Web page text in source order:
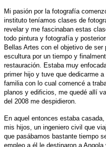
Mi pasión por la fotografía
instituto teníamos clases de
revelar y me fascinaban estas
todo pintura y fotografía y
Bellas Artes con el objetivo de
escultura por un tiempo y
restauración. Estaba muy
primer hijo y tuve que dedicarme
familia con lo cual comencé a
planos y edificios, me quedé allí
del 2008 me despidieron.
En aquel entonces estaba
mis hijos, un ingeniero civil que
que pasábamos bastante tiempo
empleo a él le destinaron a